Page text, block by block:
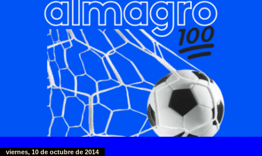
viernes, 10 de octubre de 2014